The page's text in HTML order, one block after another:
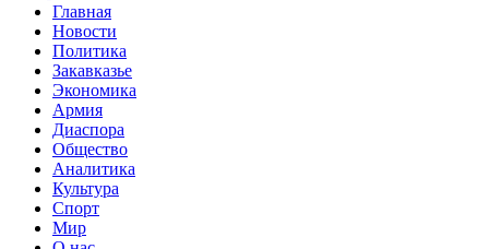
Главная
Новости
Политика
Закавказье
Экономика
Армия
Диаспора
Общество
Аналитика
Культура
Спорт
Мир